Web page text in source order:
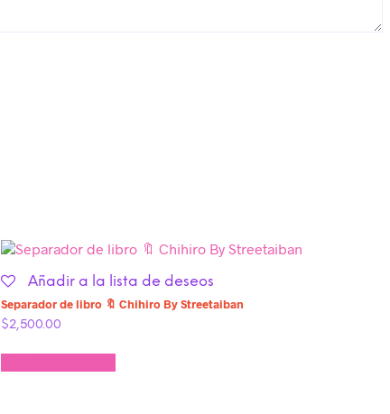
Añadir a la lista de deseos
Separador de libro 🔖 Chihiro By Streetaiban
$2,500.00